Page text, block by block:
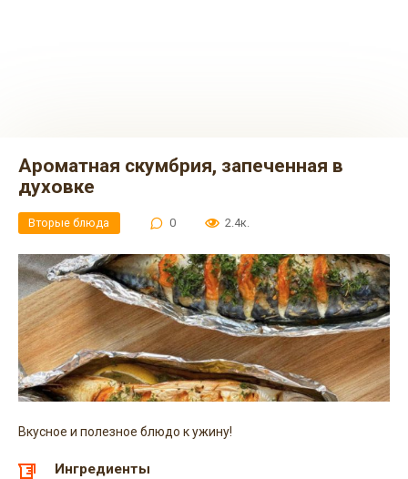
Ароматная скумбрия, запеченная в
духовке
Вторые блюда 0 2.4к.
Вкусное и полезное блюдо к ужину!
Ингредиенты